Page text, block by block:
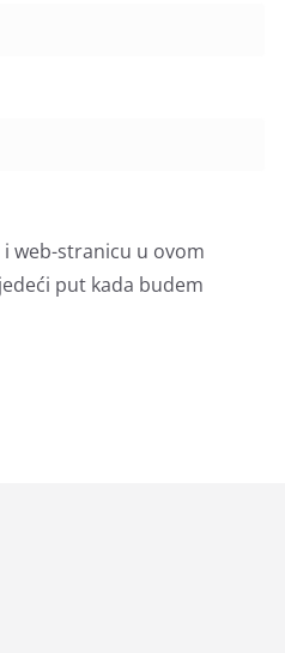
web-stranicu u ovom
put kada budem